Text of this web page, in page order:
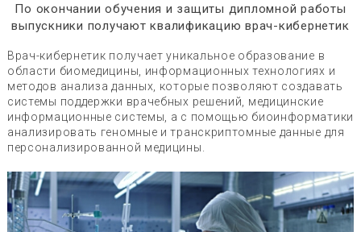
По окончании обучения и защиты дипломной работы
выпускники получают квалификацию врач-кибернетик
Врач-кибернетик получает уникальное образование в
области биомедицины, информационных технологиях и
методов анализа данных, которые позволяют создавать
системы поддержки врачебных решений, медицинские
информационные системы, а с помощью биоинформатики
анализировать геномные и транскриптомные данные для
персонализированной медицины.